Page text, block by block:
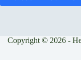
Copyright © 2026 -